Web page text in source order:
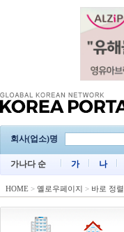
회사(업소)명
가나다 순 가 나
HOME > 옐로우페이지 > 바로 정렬